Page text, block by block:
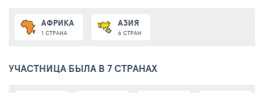
АФРИКА
1 СТРАНА
АЗИЯ
6 СТРАН
УЧАСТНИЦА БЫЛА В 7 СТРАНАХ